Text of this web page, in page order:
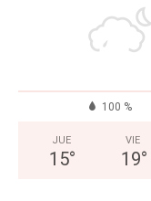
100 %
JUE
15°
VIE
19°